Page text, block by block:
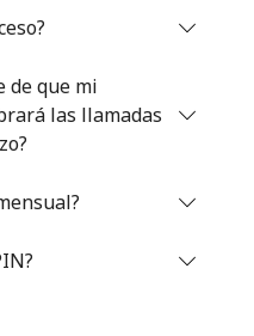
de que mi
las llamadas